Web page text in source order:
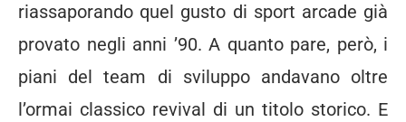
riassaporando quel gusto di sport arcade già
provato negli anni ’90. A quanto pare, però, i
piani del team di sviluppo andavano oltre
l’ormai classico revival di un titolo storico. E